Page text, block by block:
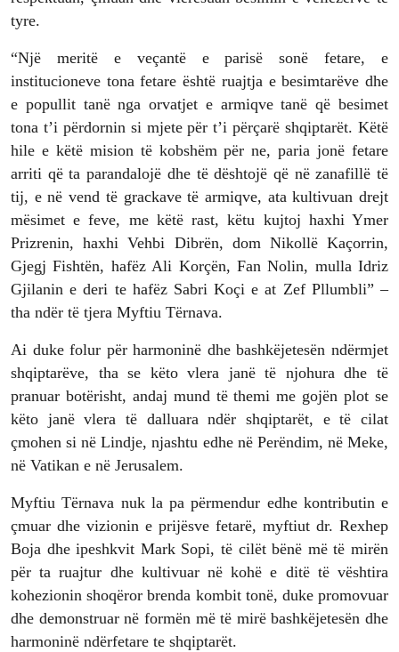
tyre.
“Një meritë e veçantë e parisë sonë fetare, e
institucioneve tona fetare është ruajtja e besimtarëve dhe
e popullit tanë nga orvatjet e armiqve tanë që besimet
tona t’i përdornin si mjete për t’i përçarë shqiptarët. Këtë
hile e këtë mision të kobshëm për ne, paria jonë fetare
arriti që ta parandalojë dhe të dështojë që në zanafillë të
tij, e në vend të grackave të armiqve, ata kultivuan drejt
mësimet e feve, me këtë rast, këtu kujtoj haxhi Ymer
Prizrenin, haxhi Vehbi Dibrën, dom Nikollë Kaçorrin,
Gjegj Fishtën, hafëz Ali Korçën, Fan Nolin, mulla Idriz
Gjilanin e deri te hafëz Sabri Koçi e at Zef Pllumbli” –
tha ndër të tjera Myftiu Tërnava.
Ai duke folur për harmoninë dhe bashkëjetesën ndërmjet
shqiptarëve, tha se këto vlera janë të njohura dhe të
pranuar botërisht, andaj mund të themi me gojën plot se
këto janë vlera të dalluara ndër shqiptarët, e të cilat
çmohen si në Lindje, njashtu edhe në Perëndim, në Meke,
në Vatikan e në Jerusalem.
Myftiu Tërnava nuk la pa përmendur edhe kontributin e
çmuar dhe vizionin e prijësve fetarë, myftiut dr. Rexhep
Boja dhe ipeshkvit Mark Sopi, të cilët bënë më të mirën
për ta ruajtur dhe kultivuar në kohë e ditë të vështira
kohezionin shoqëror brenda kombit tonë, duke promovuar
dhe demonstruar në formën më të mirë bashkëjetesën dhe
harmoninë ndërfetare te shqiptarët.